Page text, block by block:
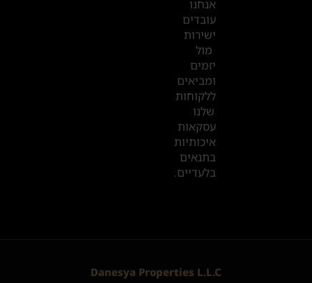
אנחנו
עובדים
ישירות
מול
יזמים
ומביאים
ללקוחות
שלנו
עסקאות
איכותיות
בתנאים
בלעדיים.
Danesya Properties L.L.C